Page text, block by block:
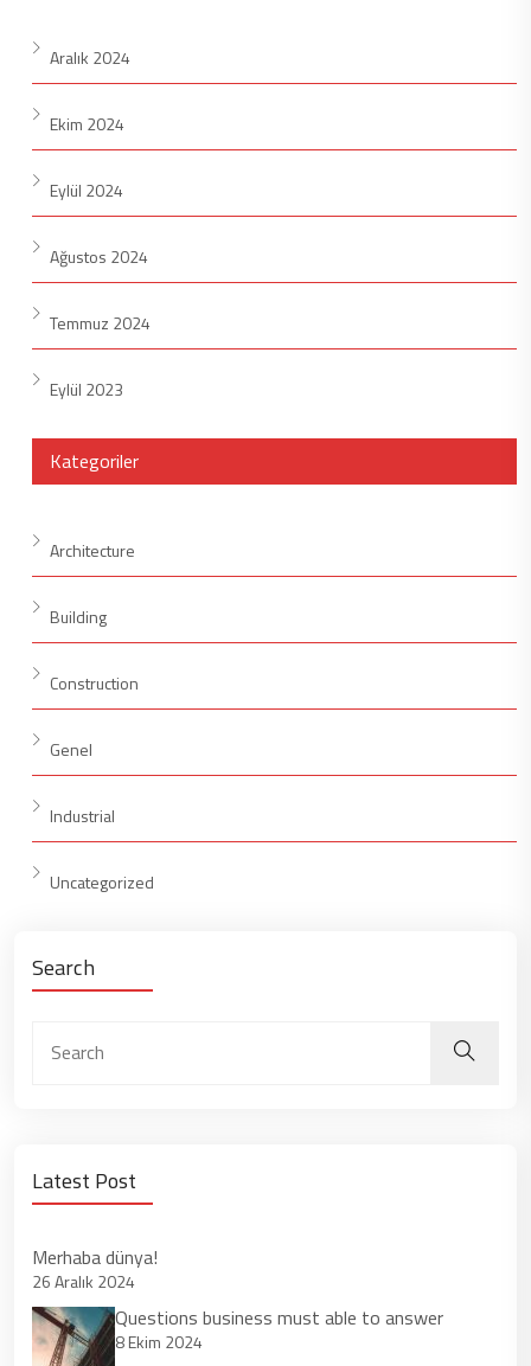
Aralık 2024
Ekim 2024
Eylül 2024
Ağustos 2024
Temmuz 2024
Eylül 2023
Kategoriler
Architecture
Building
Construction
Genel
Industrial
Uncategorized
Search
Latest Post
Merhaba dünya!
26 Aralık 2024
Questions business must able to answer
8 Ekim 2024